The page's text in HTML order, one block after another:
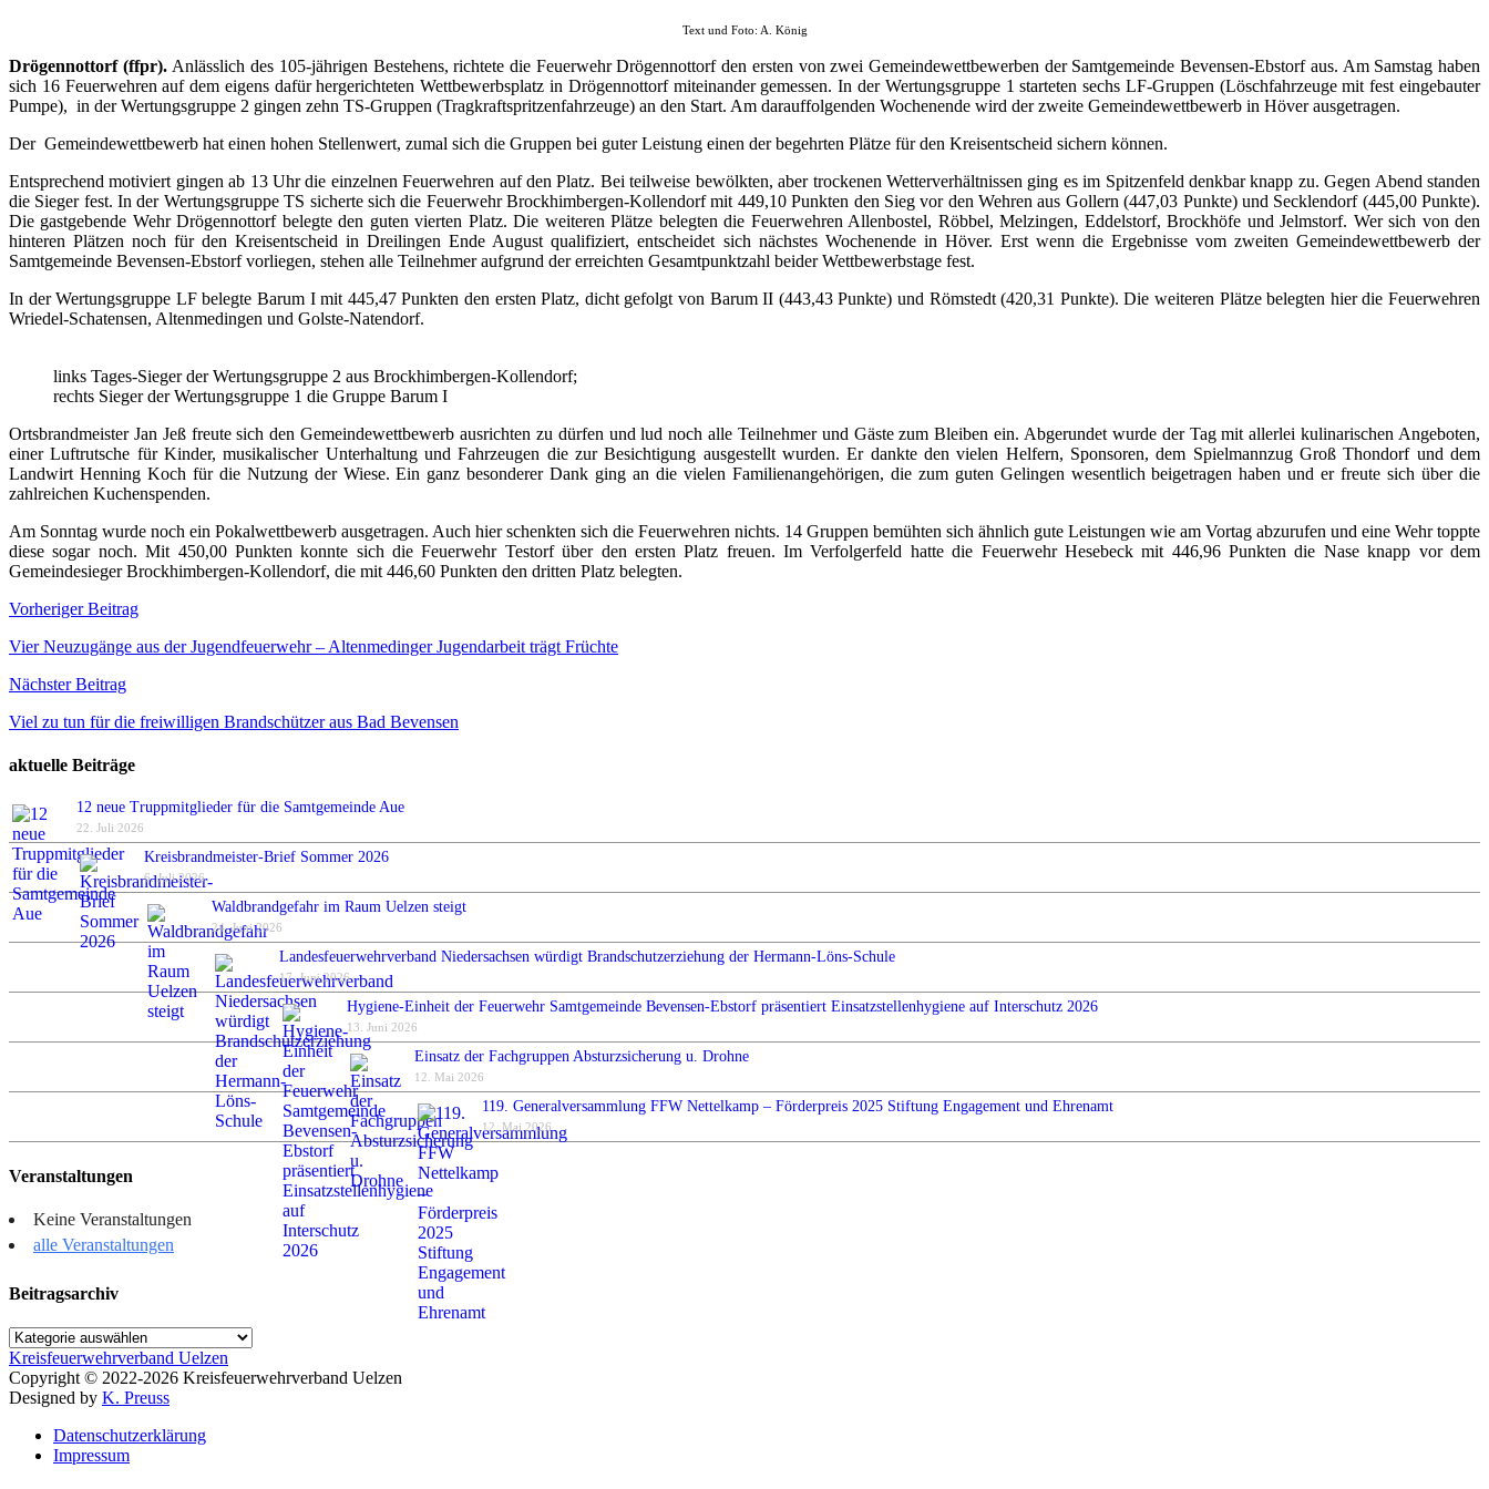
Text und Foto: A. König
Drögennottorf (ffpr). Anlässlich des 105-jährigen Bestehens, richtete die Feuerwehr Drögennottorf den ersten von zwei Gemeindewettbewerben der Samtgemeinde Bevensen-Ebstorf aus. Am Samstag haben
sich 16 Feuerwehren auf dem eigens dafür hergerichteten Wettbewerbsplatz in Drögennottorf miteinander gemessen. In der Wertungsgruppe 1 starteten sechs LF-Gruppen (Löschfahrzeuge mit fest eingebauter
Pumpe), in der Wertungsgruppe 2 gingen zehn TS-Gruppen (Tragkraftspritzenfahrzeuge) an den Start. Am darauffolgenden Wochenende wird der zweite Gemeindewettbewerb in Höver ausgetragen.
Der Gemeindewettbewerb hat einen hohen Stellenwert, zumal sich die Gruppen bei guter Leistung einen der begehrten Plätze für den Kreisentscheid sichern können.
Entsprechend motiviert gingen ab 13 Uhr die einzelnen Feuerwehren auf den Platz. Bei teilweise bewölkten, aber trockenen Wetterverhältnissen ging es im Spitzenfeld denkbar knapp zu. Gegen Abend standen
die Sieger fest. In der Wertungsgruppe TS sicherte sich die Feuerwehr Brockhimbergen-Kollendorf mit 449,10 Punkten den Sieg vor den Wehren aus Gollern (447,03 Punkte) und Secklendorf (445,00 Punkte).
Die gastgebende Wehr Drögennottorf belegte den guten vierten Platz. Die weiteren Plätze belegten die Feuerwehren Allenbostel, Röbbel, Melzingen, Eddelstorf, Brockhöfe und Jelmstorf. Wer sich von den
hinteren Plätzen noch für den Kreisentscheid in Dreilingen Ende August qualifiziert, entscheidet sich nächstes Wochenende in Höver. Erst wenn die Ergebnisse vom zweiten Gemeindewettbewerb der
Samtgemeinde Bevensen-Ebstorf vorliegen, stehen alle Teilnehmer aufgrund der erreichten Gesamtpunktzahl beider Wettbewerbstage fest.
In der Wertungsgruppe LF belegte Barum I mit 445,47 Punkten den ersten Platz, dicht gefolgt von Barum II (443,43 Punkte) und Römstedt (420,31 Punkte). Die weiteren Plätze belegten hier die Feuerwehren
Wriedel-Schatensen, Altenmedingen und Golste-Natendorf.
links Tages-Sieger der Wertungsgruppe 2 aus Brockhimbergen-Kollendorf;
rechts Sieger der Wertungsgruppe 1 die Gruppe Barum I
Ortsbrandmeister Jan Jeß freute sich den Gemeindewettbewerb ausrichten zu dürfen und lud noch alle Teilnehmer und Gäste zum Bleiben ein. Abgerundet wurde der Tag mit allerlei kulinarischen Angeboten,
einer Luftrutsche für Kinder, musikalischer Unterhaltung und Fahrzeugen die zur Besichtigung ausgestellt wurden. Er dankte den vielen Helfern, Sponsoren, dem Spielmannzug Groß Thondorf und dem
Landwirt Henning Koch für die Nutzung der Wiese. Ein ganz besonderer Dank ging an die vielen Familienangehörigen, die zum guten Gelingen wesentlich beigetragen haben und er freute sich über die
zahlreichen Kuchenspenden.
Am Sonntag wurde noch ein Pokalwettbewerb ausgetragen. Auch hier schenkten sich die Feuerwehren nichts. 14 Gruppen bemühten sich ähnlich gute Leistungen wie am Vortag abzurufen und eine Wehr toppte
diese sogar noch. Mit 450,00 Punkten konnte sich die Feuerwehr Testorf über den ersten Platz freuen. Im Verfolgerfeld hatte die Feuerwehr Hesebeck mit 446,96 Punkten die Nase knapp vor dem
Gemeindesieger Brockhimbergen-Kollendorf, die mit 446,60 Punkten den dritten Platz belegten.
Beitragsnavigation
Vorheriger Beitrag
Vier Neuzugänge aus der Jugendfeuerwehr – Altenmedinger Jugendarbeit trägt Früchte
Nächster Beitrag
Viel zu tun für die freiwilligen Brandschützer aus Bad Bevensen
aktuelle Beiträge
12 neue Truppmitglieder für die Samtgemeinde Aue
22. Juli 2026
Kreisbrandmeister-Brief Sommer 2026
6. Juli 2026
Waldbrandgefahr im Raum Uelzen steigt
24. Juni 2026
Landesfeuerwehrverband Niedersachsen würdigt Brandschutzerziehung der Hermann-Löns-Schule
17. Juni 2026
Hygiene-Einheit der Feuerwehr Samtgemeinde Bevensen-Ebstorf präsentiert Einsatzstellenhygiene auf Interschutz 2026
13. Juni 2026
Einsatz der Fachgruppen Absturzsicherung u. Drohne
12. Mai 2026
119. Generalversammlung FFW Nettelkamp – Förderpreis 2025 Stiftung Engagement und Ehrenamt
12. Mai 2026
Veranstaltungen
Keine Veranstaltungen
alle Veranstaltungen
Beitragsarchiv
Beitragsarchiv
Kreisfeuerwehrverband Uelzen
Copyright © 2022-2026 Kreisfeuerwehrverband Uelzen
Designed by K. Preuss
Datenschutzerklärung
Impressum